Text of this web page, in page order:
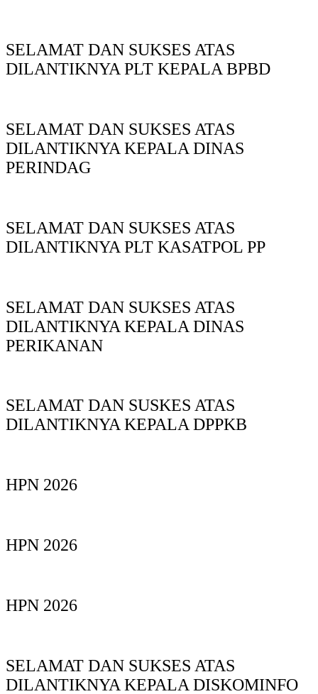
SELAMAT DAN SUKSES ATAS
DILANTIKNYA PLT KEPALA BPBD
SELAMAT DAN SUKSES ATAS
DILANTIKNYA KEPALA DINAS
PERINDAG
SELAMAT DAN SUKSES ATAS
DILANTIKNYA PLT KASATPOL PP
SELAMAT DAN SUKSES ATAS
DILANTIKNYA KEPALA DINAS
PERIKANAN
SELAMAT DAN SUSKES ATAS
DILANTIKNYA KEPALA DPPKB
HPN 2026
HPN 2026
HPN 2026
SELAMAT DAN SUKSES ATAS
DILANTIKNYA KEPALA DISKOMINFO